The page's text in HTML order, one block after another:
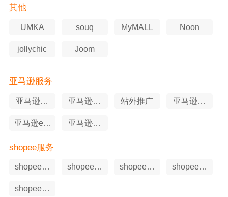
其他
UMKA souq MyMALL Noon
jollychic Joom
亚马逊服务
亚马逊软
亚马逊选
站外推广
亚马逊知
亚马逊erp
亚马逊申
shopee服务
shopee软
shopee站
shopee申
shopee代
shopee知